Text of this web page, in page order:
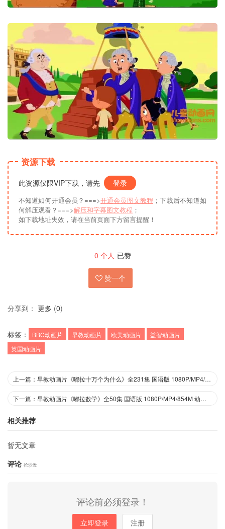
资源下载
此资源仅限VIP下载，请先 登录
不知道如何开通会员？===>开通会员图文教程 ；下载后不知道如
何解压观看？===>解压和字幕图文教程 ；
如下载地址失效，请在当前页面下方留言提醒！
0 个人 已赞
赞一个
分享到： 更多 (0)
标签： BBC动画片 早教动画片 欧美动画片
益智动画片
英国动画片
上一篇：早教动画片《嘟拉十万个为什么》全231集 国语版 1080P/MP4/3.4G 动画片嘟拉十万个为什么下载
下一篇：早教动画片《嘟拉数学》全50集 国语版 1080P/MP4/854M 动画片嘟拉数学下载
相关推荐
暂无文章
评论 抢沙发
评论前必须登录！
立即登录 注册